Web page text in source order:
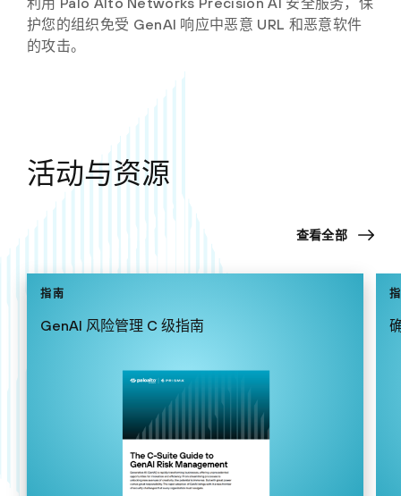
护您的组织免受 GenAI 响应中恶意 URL 和恶意软件
的攻击。
活动与资源
查看全部
指南
GenAI 风险管理 C 级指南